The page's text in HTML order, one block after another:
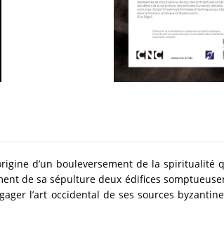
d’un bouleversement de la spiritualité
de sa sépulture deux édifices
l’art occidental de ses sources